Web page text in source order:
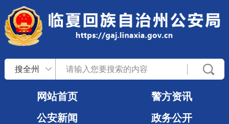
搜全州
网站首页
警方资讯
公安新闻
政务公开